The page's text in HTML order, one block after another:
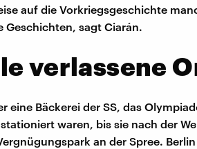
auf die Vorkriegsgeschichte
sagt Ciarán.
verlassene
eine Bäckerei der SS, das
waren, bis sie nach der
an der Spree.